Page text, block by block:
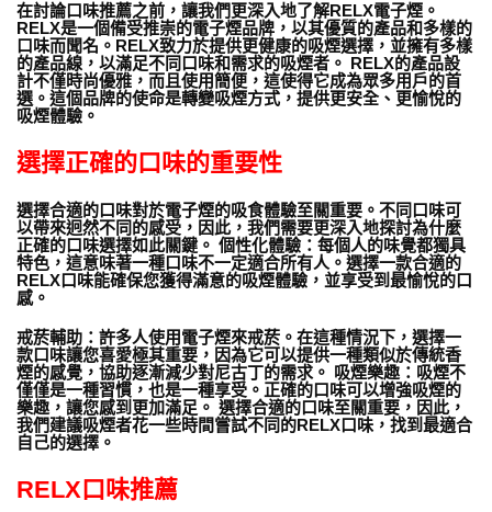
在討論口味推薦之前，讓我們更深入地了解RELX電子煙。
RELX是一個備受推崇的電子煙品牌，以其優質的產品和多樣的
口味而聞名。RELX致力於提供更健康的吸煙選擇，並擁有多樣
的產品線，以滿足不同口味和需求的吸煙者。 RELX的產品設
計不僅時尚優雅，而且使用簡便，這使得它成為眾多用戶的首
選。這個品牌的使命是轉變吸煙方式，提供更安全、更愉悅的
吸煙體驗。
選擇正確的口味的重要性
選擇合適的口味對於電子煙的吸食體驗至關重要。不同口味可
以帶來迥然不同的感受，因此，我們需要更深入地探討為什麼
正確的口味選擇如此關鍵。 個性化體驗：每個人的味覺都獨具
特色，這意味著一種口味不一定適合所有人。選擇一款合適的
RELX口味能確保您獲得滿意的吸煙體驗，並享受到最愉悅的口
感。
戒菸輔助：許多人使用電子煙來戒菸。在這種情況下，選擇一
款口味讓您喜愛極其重要，因為它可以提供一種類似於傳統香
煙的感覺，協助逐漸減少對尼古丁的需求。 吸煙樂趣：吸煙不
僅僅是一種習慣，也是一種享受。正確的口味可以增強吸煙的
樂趣，讓您感到更加滿足。 選擇合適的口味至關重要，因此，
我們建議吸煙者花一些時間嘗試不同的RELX口味，找到最適合
自己的選擇。
RELX口味推薦